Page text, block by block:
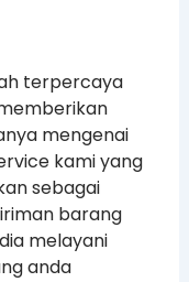
terpercaya
mengenai
kami yang
sebagai
barang
melayani
anda